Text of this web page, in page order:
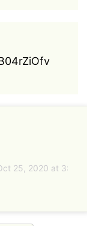
25, 2020 at